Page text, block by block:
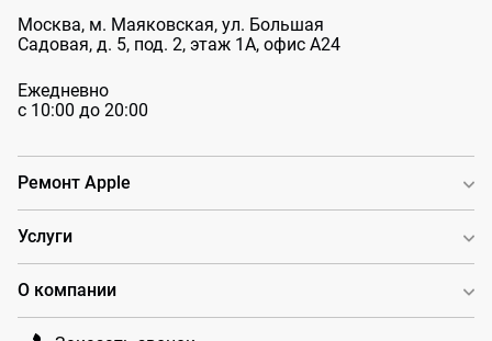
Москва, м. Маяковская, ул. Большая
Садовая, д. 5, под. 2, этаж 1А, офис А24
Ежедневно
с 10:00 до 20:00
Ремонт Apple
Услуги
О компании